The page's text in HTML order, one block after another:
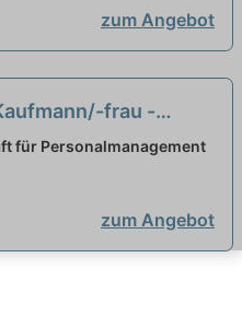
zum Angebot
frau -
(m/w/d) neu
für Personalmanagement
zum Angebot